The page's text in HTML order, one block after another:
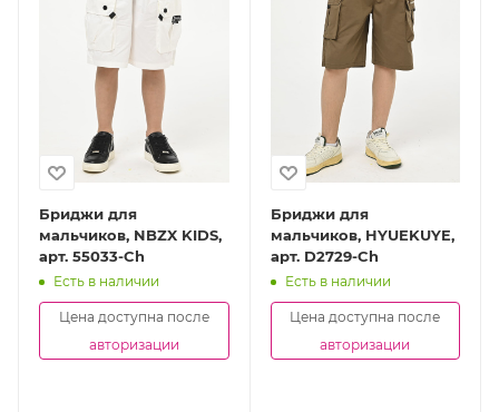
Бриджи для
мальчиков, NBZX KIDS,
арт. 55033-Ch
Есть в наличии
Цена доступна после
авторизации
Бриджи для
мальчиков, HYUEKUYE,
арт. D2729-Ch
Есть в наличии
Цена доступна после
авторизации